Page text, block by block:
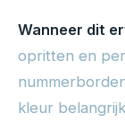
Wanneer dit
opritten en
kleur